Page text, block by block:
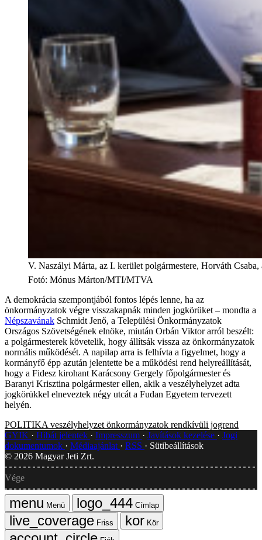
V. Naszályi Márta, az I. kerület polgármestere, Horváth
Fotó: Mónus Márton/MTI/MTVA
A demokrácia szempontjából fontos lépés lenne, ha az
önkormányzatok végre visszakapnák minden jogkörüket – mondta a
Népszavának Schmidt Jenő, a Települési Önkormányzatok
Országos Szövetségének elnöke, miután Orbán Viktor arról beszélt:
a polgármesterek követelik, hogy állítsák vissza az önkormányzatok
normális működését. A napilap arra is felhívta a figyelmet, hogy a
kormányfő épp azután jelentette be a működési rend helyreállítását,
hogy a Fidesz kirohant Karácsony Gergely főpolgármester és
Baranyi Krisztina polgármester ellen, akik a veszélyhelyzet adta
jogkörükkel elneveztek négy utcát a Fudan Egyetem tervezett
helyén.
POLITIKA veszélyhelyzet önkormányzatok rendkívüli jogrend
GYIK
Hibát jelentek Impresszum Javítások kezelése
Jogi
dokumentumok
Médiaajánlat RSS
Sütibeállítások
© 2026 Magyar Jeti Zrt.
Vége
Menü
Címlap
Friss
Kör